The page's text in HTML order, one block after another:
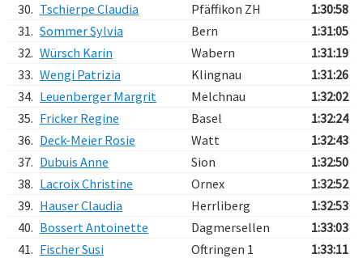
30. Tschierpe Claudia Pfäffikon ZH
1:30:58
31. Sommer Sylvia Bern
1:31:05
32. Würsch Karin Wabern
1:31:19
33. Wengi Patrizia Klingnau
1:31:26
34. Leuenberger Margrit Melchnau
1:32:02
35. Fricker Regine Basel
1:32:24
36. Deck-Meier Rosie Watt
1:32:43
37. Dubuis Anne Sion
1:32:50
38. Lacroix Christine Ornex
1:32:52
39. Hauser Claudia Herrliberg
1:32:53
40. Bossert Antoinette Dagmersellen
1:33:03
41. Fischer Susi
Oftringen 1
1:33:11